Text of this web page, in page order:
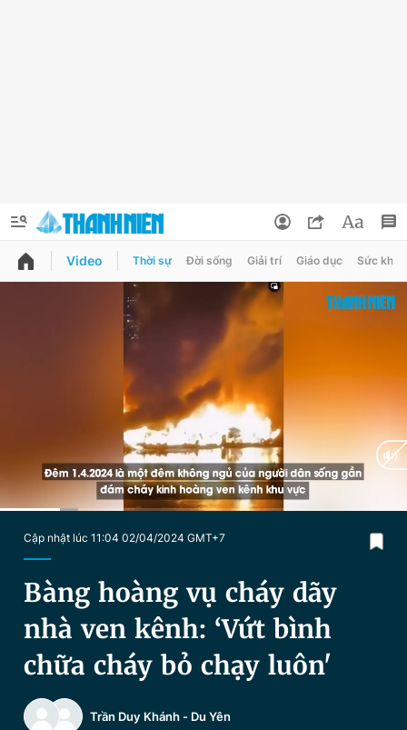
QUẢNG CÁO
Chuyên mục khác
Chào ngày mới Tin 24h
Video Magazine
Bạn cần biết
Thông tin tài khoản
Đổi mật khẩu
Đăng xuất
Video Thời sự Đời sống Giải trí Giáo dục Sức khỏe
Cập nhật lúc 11:04 02/04/2024 GMT+7
Bàng hoàng vụ cháy dãy
nhà ven kênh: ‘Vứt bình
chữa cháy bỏ chạy luôn'
Trần Duy Khánh - Du Yên